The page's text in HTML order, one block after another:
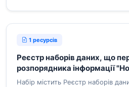
1 ресурсів
Реєстр наборів даних, що
розпорядника інформації
рада"
Набір містить Реєстр наборів